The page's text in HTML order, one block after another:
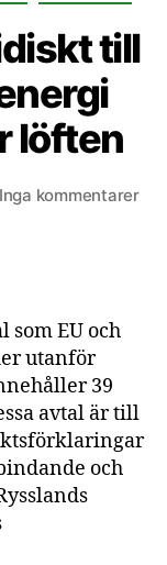
till
löften
Inga kommentarertill
som EU och
utanför
39
avtal är till
och